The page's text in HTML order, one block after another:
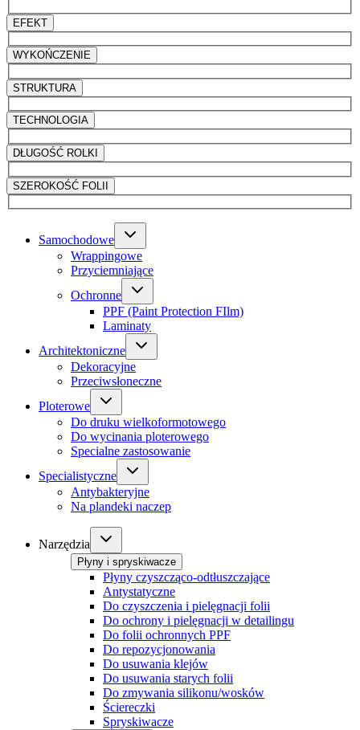
EFEKT
WYKOŃCZENIE
STRUKTURA
TECHNOLOGIA
DŁUGOŚĆ ROLKI
SZEROKOŚĆ FOLII
Samochodowe
Wrappingowe
Przyciemniające
Ochronne
PPF (Paint Protection FIlm)
Laminaty
Architektoniczne
Dekoracyjne
Przeciwsłoneczne
Ploterowe
Do druku wielkoformotowego
Do wycinania ploterowego
Specialne zastosowanie
Specialistyczne
Antybakteryjne
Na plandeki naczep
Narzędzia
Płyny i spryskiwacze
Płyny czyszcząco-odtłuszczające
Antystatyczne
Do czyszczenia i pielęgnacji folii
Do ochrony i pielęgnacji w detailingu
Do folii ochronnych PPF
Do repozycjonowania
Do usuwania klejów
Do usuwania starych folii
Do zmywania silikonu/wosków
Ściereczki
Spryskiwacze